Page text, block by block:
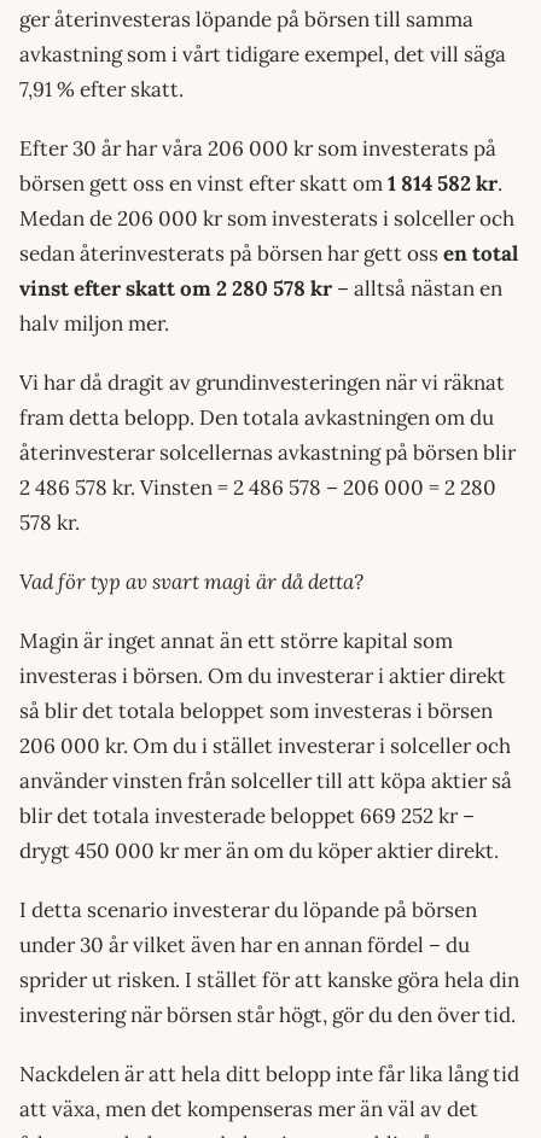
ger återinvesteras löpande på börsen till samma
avkastning som i vårt tidigare exempel, det vill säga
7,91 % efter skatt.
Efter 30 år har våra 206 000 kr som investerats på
börsen gett oss en vinst efter skatt om1 814 582 kr.
Medan de 206 000 kr som investerats i solceller och
sedan återinvesterats på börsen har gett ossen total
vinst efter skatt om 2 280 578 kr – alltså nästan en
halv miljon mer.
Vi har då dragit av grundinvesteringen när vi räknat
fram detta belopp. Den totala avkastningen om du
återinvesterar solcellernas avkastning på börsen blir
2 486 578 kr. Vinsten = 2 486 578 – 206 000 = 2 280
578 kr.
Vad för typ av svart magi är då detta?
Magin är inget annat än ett större kapital som
investeras i börsen. Om du investerar i aktier direkt
så blir det totala beloppet som investeras i börsen
206 000 kr. Om du i stället investerar i solceller och
använder vinsten från solceller till att köpa aktier så
blir det totala investerade beloppet 669 252 kr –
drygt 450 000 kr mer än om du köper aktier direkt.
I detta scenario investerar du löpande på börsen
under 30 år vilket även har en annan fördel – du
sprider ut risken. I stället för att kanske göra hela din
investering när börsen står högt, gör du den över tid.
Nackdelen är att hela ditt belopp inte får lika lång tid
att växa, men det kompenseras mer än väl av det